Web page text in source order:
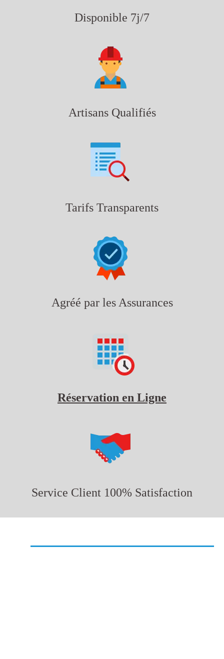
Disponible 7j/7
Artisans Qualifiés
Tarifs Transparents
Agréé par les Assurances
Réservation en Ligne
Service Client 100% Satisfaction